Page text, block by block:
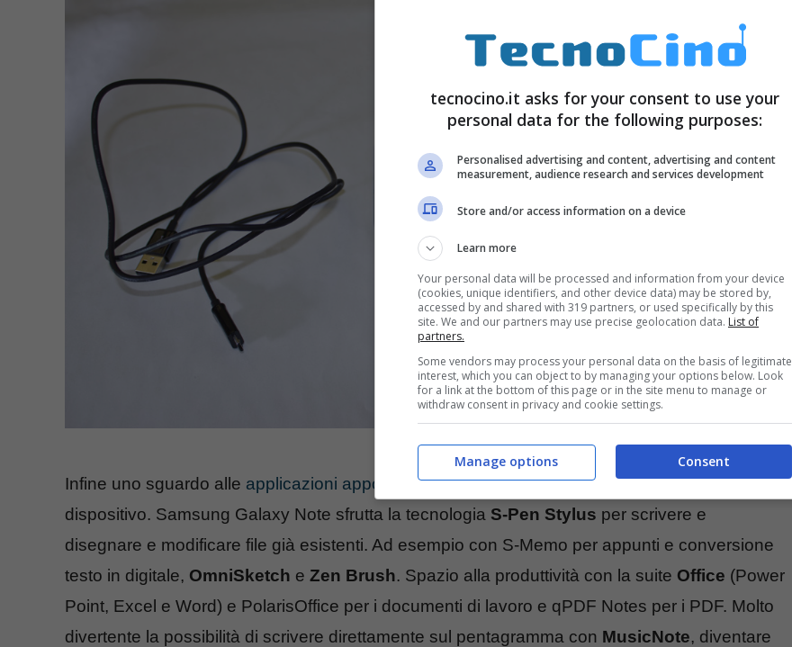
Infine uno sguardo alle applicazioni appositamente dedicate a Note, la vera forza del
dispositivo. Samsung Galaxy Note sfrutta la tecnologia S-Pen Stylus per scrivere e
disegnare e modificare file già esistenti. Ad esempio con S-Memo per appunti e conversione
testo in digitale, OmniSketch e Zen Brush. Spazio alla produttività con la suite Office (Power
Point, Excel e Word) e PolarisOffice per i documenti di lavoro e qPDF Notes per i PDF. Molto
divertente la possibilità di scrivere direttamente sul pentagramma con MusicNote, diventare
tecnocino.it asks for your consent to use your
personal data for the following purposes:
Personalised advertising and content, advertising and content
measurement, audience research and services development
Store and/or access information on a device
Learn more
Your personal data will be processed and information from your device
(cookies, unique identifiers, and other device data) may be stored by,
accessed by and shared with 319 partners, or used specifically by this
site. We and our partners may use precise geolocation data. List of
partners.
Some vendors may process your personal data on the basis of legitimate
interest, which you can object to by managing your options below. Look
for a link at the bottom of this page or in the site menu to manage or
withdraw consent in privacy and cookie settings.
Consent
Manage options